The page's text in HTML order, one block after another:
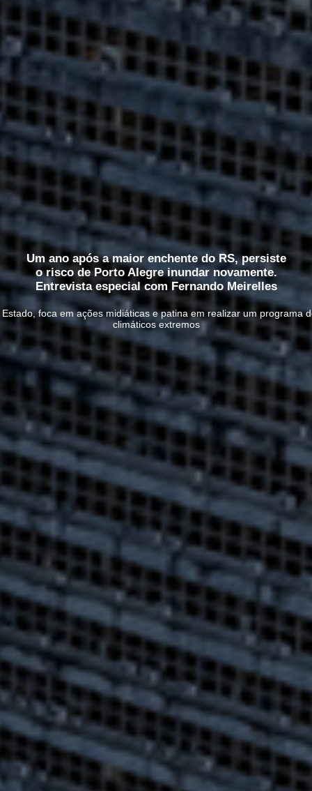
Um ano após a maior enchente do RS, persiste
o risco de Porto Alegre inundar novamente.
Entrevista especial com Fernando Meirelles
foca em ações midiáticas e patina em realizar um programa
climáticos extremos